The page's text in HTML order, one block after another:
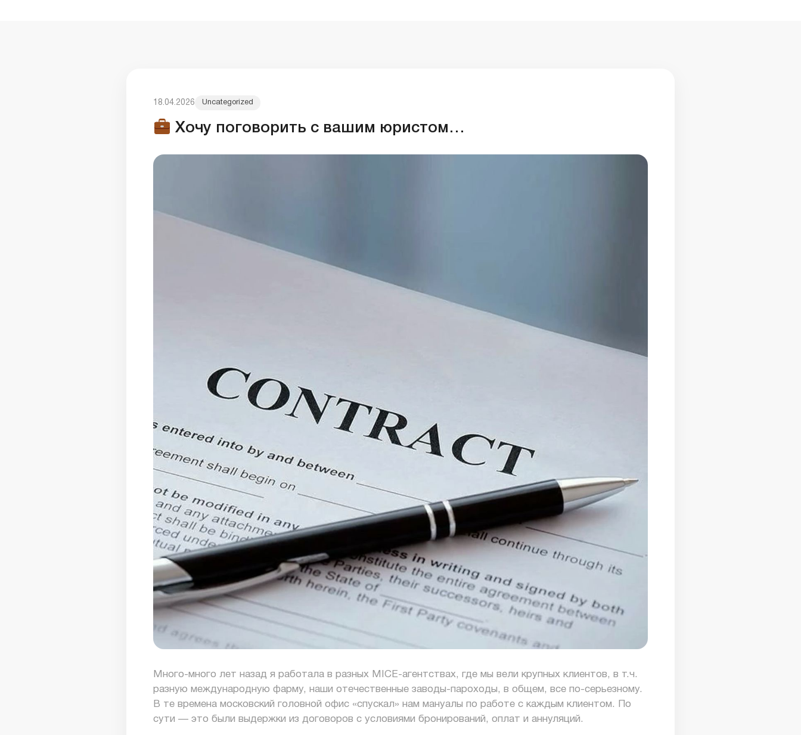
18.04.2026 Uncategorized
Хочу поговорить с вашим юристом…
Много-много лет назад я работала в разных MICE-агентствах, где мы вели крупных клиентов, в т.ч.
разную международную фарму, наши отечественные заводы-пароходы, в общем, все по-серьезному.
В те времена московский головной офис «спускал» нам мануалы по работе с каждым клиентом. По
сути — это были выдержки из договоров с условиями бронирований, оплат и аннуляций.